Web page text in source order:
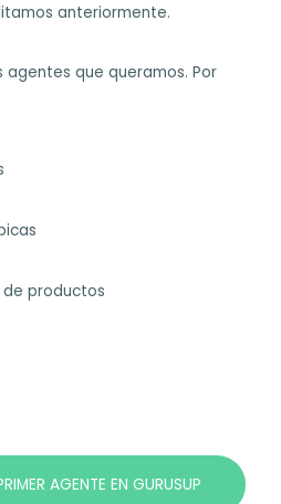
anteriormente.
que queramos. Por
productos
AGENTE EN GURUSUP